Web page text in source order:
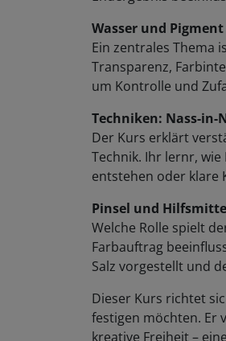
Wasser und
Ein zentrales Thema
Transparenz,
um Kontrolle und
Techniken: Nass-in-
Der Kurs erklärt
Technik. Ihr lernr,
entstehen oder klare
Pinsel und
Welche Rolle spielt
Farbauftrag
Salz vorgestellt und
Dieser Kurs richtet
festigen möchten. Er
kreative Freiheit –